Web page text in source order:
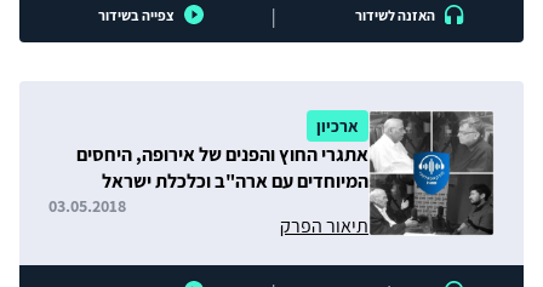
האזנה לשידור | צפייה בשידור
ארכיון
אתגרי החוץ והפנים של אירופה, היחסים
המיוחדים עם ארה"ב וכלכלת ישראל
תיאור הפרק
03.05.2018